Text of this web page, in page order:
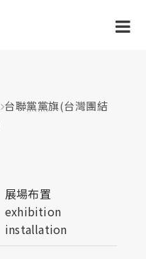
台聯黨黨旗(台灣團結
展場布置
exhibition
installation